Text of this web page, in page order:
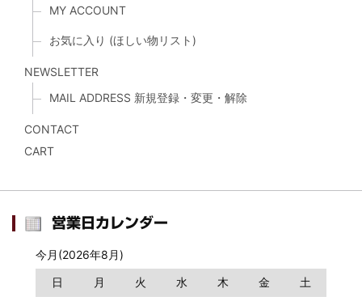
MY ACCOUNT
お気に入り (ほしい物リスト)
NEWSLETTER
MAIL ADDRESS 新規登録・変更・解除
CONTACT
CART
営業日カレンダー
今月(2026年8月)
日
月 火 水 木 金
土